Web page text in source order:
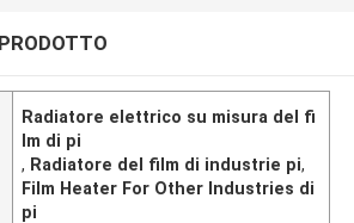
Radiatore elettrico su misura del fi
lm di pi
, Radiatore del film di industrie pi,
Film Heater For Other Industries di
pi